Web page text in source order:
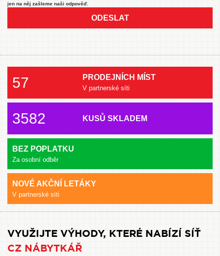
jen na něj zašleme naši odpověď.
ODESLAT
57 PRODEJNÍCH MÍST
V partnerské síti
3582 KUSŮ SKLADEM
BEZ POPLATKU
Za osobní odběr
NOVÉ AKČNÍ LETÁKY
V partnerské síti
VYUŽIJTE VÝHODY, KTERÉ NABÍZÍ SÍŤ
CZ NÁBYTKÁŘ